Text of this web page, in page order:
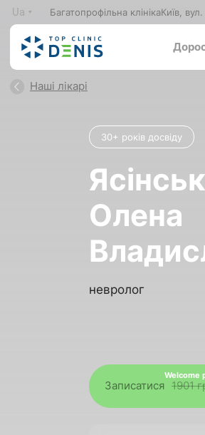
Ua Багатопрофільна клінікаКиїв,
Наші лікарі
30+ років досвіду
Олена
невролог
Записатися
Welcome
1901